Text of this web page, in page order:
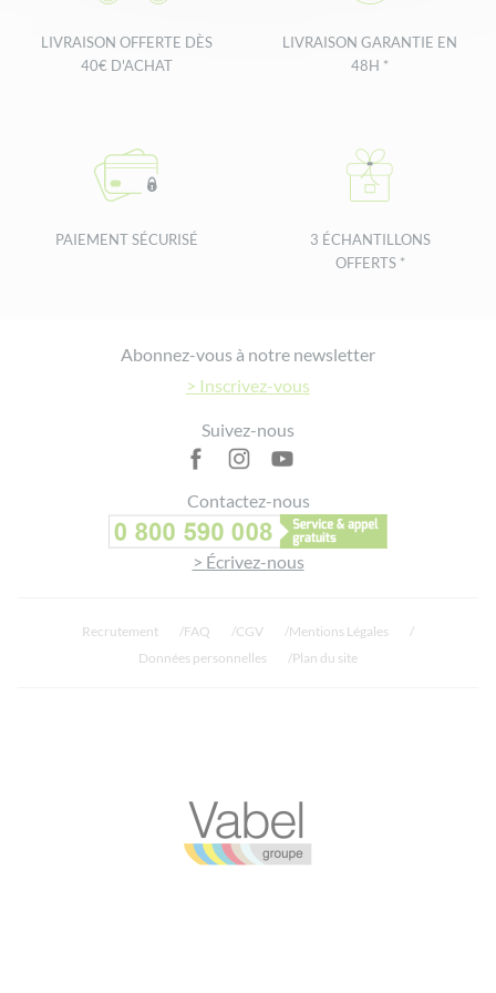
LIVRAISON OFFERTE DÈS
40€ D'ACHAT
LIVRAISON GARANTIE EN
48H *
PAIEMENT SÉCURISÉ
3 ÉCHANTILLONS
OFFERTS *
Abonnez-vous à notre newsletter
> Inscrivez-vous
Suivez-nous
Contactez-nous
> Écrivez-nous
Recrutement FAQ CGV
Mentions Légales
Données personnelles
Plan du site